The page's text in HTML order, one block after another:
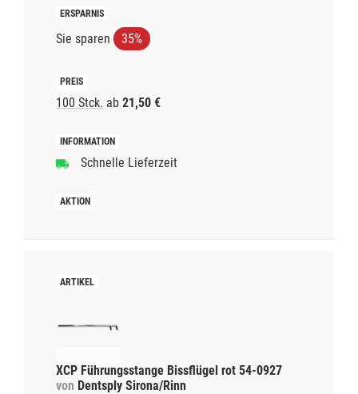
Sie sparen 35%
100 Stck. ab 21,50 €
Schnelle Lieferzeit
XCP Führungsstange Bissflügel rot 54-0927
von Dentsply Sirona/Rinn